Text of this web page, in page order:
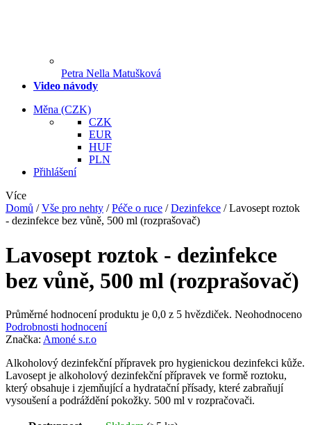
Petra Nella Matušková
Video návody
Měna (CZK)
CZK
EUR
HUF
PLN
Přihlášení
Více
Domů / Vše pro nehty / Péče o ruce / Dezinfekce / Lavosept roztok
- dezinfekce bez vůně, 500 ml (rozprašovač)
Lavosept roztok - dezinfekce
bez vůně, 500 ml (rozprašovač)
Průměrné hodnocení produktu je 0,0 z 5 hvězdiček. Neohodnoceno
Podrobnosti hodnocení
Značka: Amoné s.r.o
Alkoholový dezinfekční přípravek pro hygienickou dezinfekci kůže.
Lavosept je alkoholový dezinfekční přípravek ve formě roztoku,
který obsahuje i zjemňující a hydratační přísady, které zabraňují
vysoušení a podráždění pokožky. 500 ml v rozpračovači.